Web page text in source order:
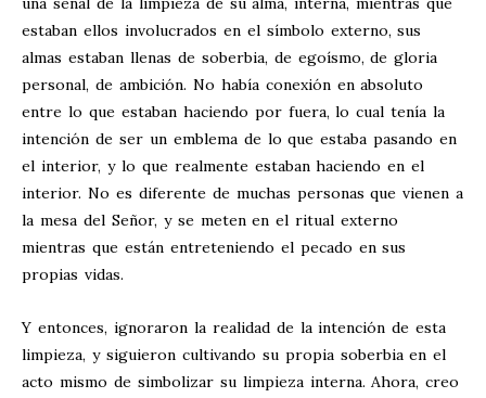
estaban ellos involucrados en el símbolo externo, sus
almas estaban llenas de soberbia, de egoísmo, de gloria
personal, de ambición. No había conexión en absoluto
entre lo que estaban haciendo por fuera, lo cual tenía la
intención de ser un emblema de lo que estaba pasando en
el interior, y lo que realmente estaban haciendo en el
interior. No es diferente de muchas personas que vienen a
la mesa del Señor, y se meten en el ritual externo
mientras que están entreteniendo el pecado en sus
propias vidas.
Y entonces, ignoraron la realidad de la intención de esta
limpieza, y siguieron cultivando su propia soberbia en el
acto mismo de simbolizar su limpieza interna. Ahora, creo